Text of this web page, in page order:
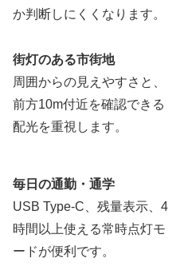
か判断しにくくなります。
街灯のある市街地
周囲からの見えやすさと、
前方10m付近を確認できる
配光を重視します。
毎日の通勤・通学
USB Type-C、残量表示、4
時間以上使える常時点灯モ
ードが便利です。